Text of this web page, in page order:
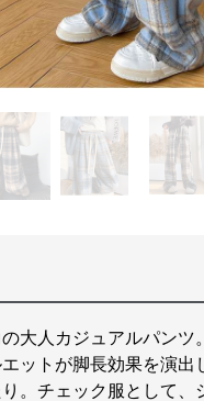
大人カジュアルパン
ットが脚長効果を演
。チェック服として